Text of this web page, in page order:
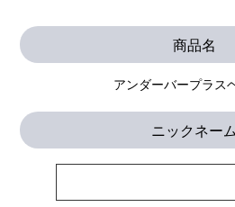
商品名
アンダーバープラス
ニックネーム